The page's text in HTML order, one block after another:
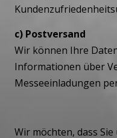
c) Postversand
Wir können Ihre
Informationen über
Messeeinladungen
Wir möchten, dass